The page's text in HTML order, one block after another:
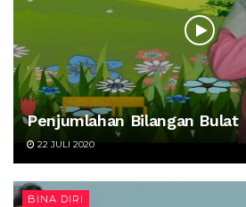
Penjumlahan Bilangan Bulat
22 JULI 2020
BINA DIRI